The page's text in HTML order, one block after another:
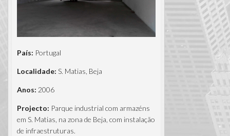
País: Portugal
Localidade: S. Matias, Beja
Anos: 2006
Projecto: Parque industrial com armazéns
em S. Matias, na zona de Beja, com instalação
de infraestruturas.